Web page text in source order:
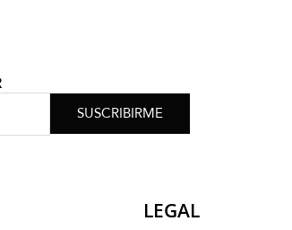
SUSCRIBIRME
LEGAL